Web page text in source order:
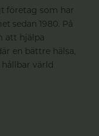
företag som har
sedan 1980. På
att hjälpa
en bättre hälsa,
värld